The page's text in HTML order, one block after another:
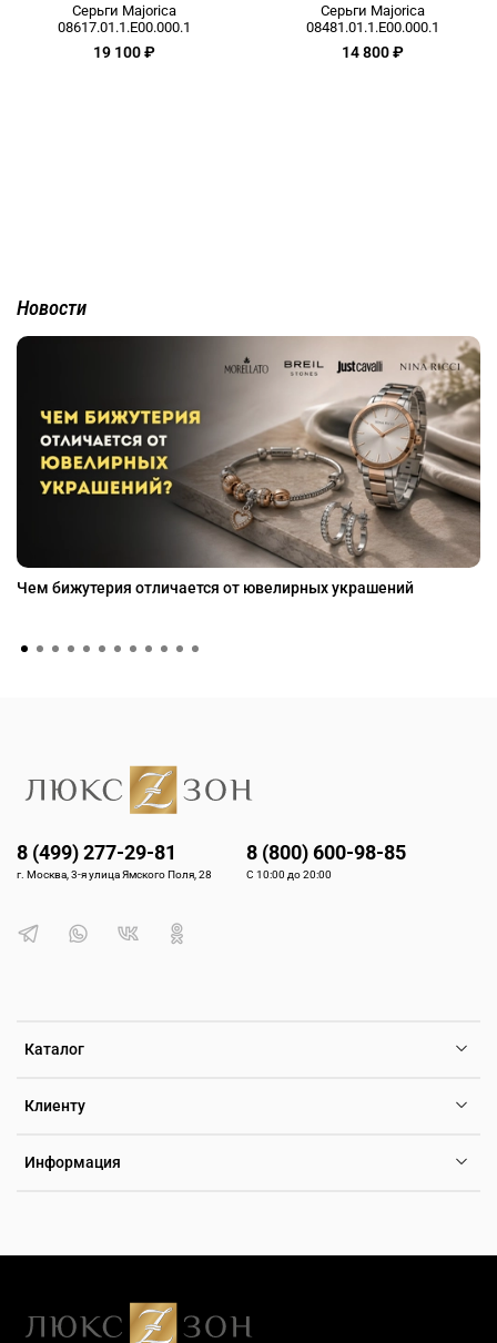
Серьги Majorica
08617.01.1.E00.000.1
19 100 ₽
Серьги Majorica
08481.01.1.E00.000.1
14 800 ₽
Новости
Чем бижутерия отличается от ювелирных украшений
Каталог
Клиенту
Информация
8 (499) 277-29-81
г. Москва, 3-я улица Ямского Поля, 28
8 (800) 600-98-85
С 10:00 до 20:00